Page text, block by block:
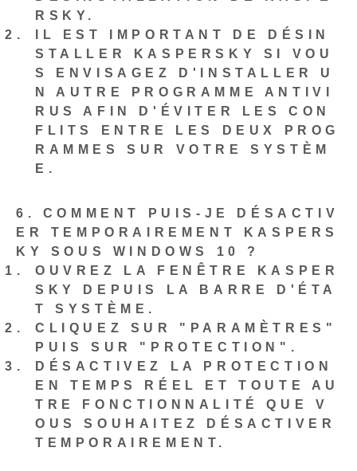
RSKY.
IL EST IMPORTANT DE DÉSIN
STALLER KASPERSKY SI VOU
S ENVISAGEZ D'INSTALLER U
N AUTRE PROGRAMME ANTIVI
RUS AFIN D'ÉVITER LES CON
FLITS ENTRE LES DEUX PROG
RAMMES SUR VOTRE SYSTÈM
E.
6. COMMENT PUIS-JE DÉSACTIV
ER TEMPORAIREMENT KASPERS
KY SOUS WINDOWS 10 ?
OUVREZ LA FENÊTRE KASPER
SKY DEPUIS LA BARRE D'ÉTA
T SYSTÈME.
CLIQUEZ SUR "PARAMÈTRES"
PUIS SUR "PROTECTION".
DÉSACTIVEZ LA PROTECTION
EN TEMPS RÉEL ET TOUTE AU
TRE FONCTIONNALITÉ QUE V
OUS SOUHAITEZ DÉSACTIVER
TEMPORAIREMENT.